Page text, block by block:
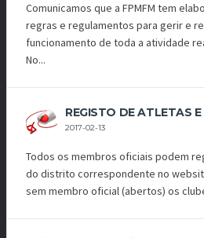
Comunicamos que a FPMFM tem
regras e regulamentos para gerir e
funcionamento de toda a atividade
No...
REGISTO DE ATLETAS
2017-02-13
Todos os membros oficiais podem
do distrito correspondente no
sem membro oficial (abertos) os